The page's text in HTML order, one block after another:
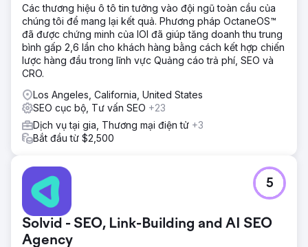
Các thương hiệu ô tô tin tưởng vào đội ngũ toàn cầu của
chúng tôi để mang lại kết quả. Phương pháp OctaneOS™
đã được chứng minh của IOI đã giúp tăng doanh thu trung
bình gấp 2,6 lần cho khách hàng bằng cách kết hợp chiến
lược hàng đầu trong lĩnh vực Quảng cáo trả phí, SEO và
CRO.
Los Angeles, California, United States
SEO cục bộ, Tư vấn SEO +23
Dịch vụ tại gia, Thương mại điện tử +3
Bắt đầu từ $2,500
Solvid - SEO, Link-Building and AI SEO
Agency
5